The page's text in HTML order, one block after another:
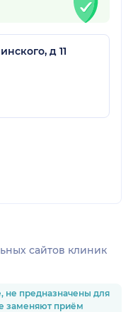
д 11
сайтов клиник
не предназначены для
заменяют приём